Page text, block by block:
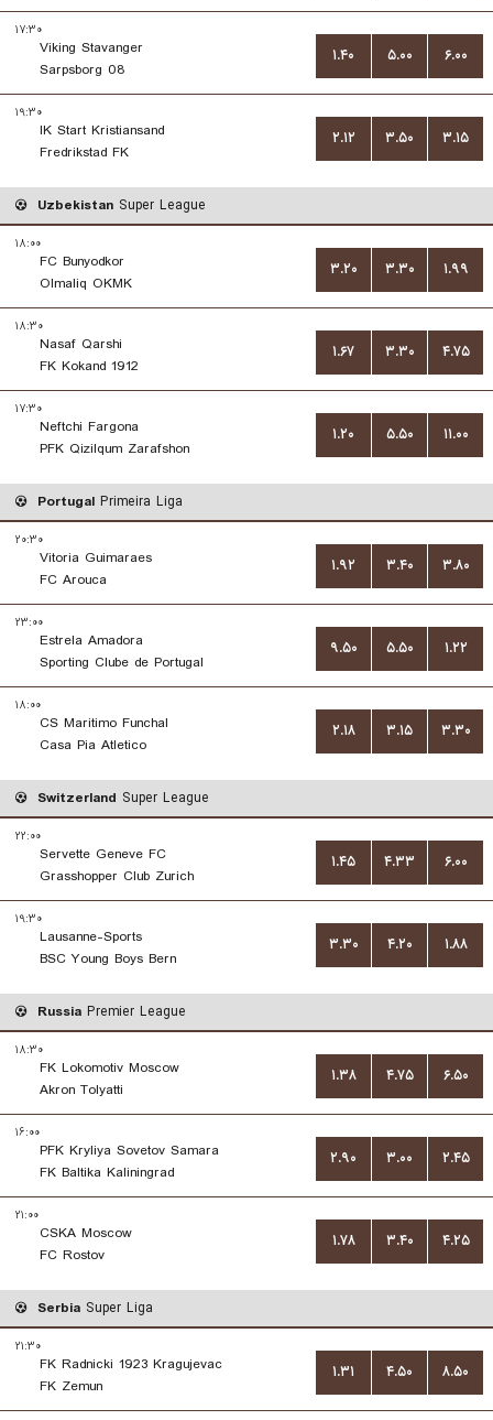
۱۷:۳۰
Viking Stavanger
Sarpsborg 08
۱.۴۰ ۵.۰۰ ۶.۰۰
۱۹:۳۰
IK Start Kristiansand
Fredrikstad FK
۲.۱۲ ۳.۵۰ ۳.۱۵
Uzbekistan Super League
۱۸:۰۰
FC Bunyodkor
Olmaliq OKMK
۳.۲۰ ۳.۳۰ ۱.۹۹
۱۸:۳۰
Nasaf Qarshi
FK Kokand 1912
۱.۶۷ ۳.۳۰ ۴.۷۵
۱۷:۳۰
Neftchi Fargona
PFK Qizilqum Zarafshon
۱.۲۰ ۵.۵۰ ۱۱.۰۰
Portugal Primeira Liga
۲۰:۳۰
Vitoria Guimaraes
FC Arouca
۱.۹۲ ۳.۴۰ ۳.۸۰
۲۳:۰۰
Estrela Amadora
Sporting Clube de Portugal
۹.۵۰ ۵.۵۰ ۱.۲۲
۱۸:۰۰
CS Maritimo Funchal
Casa Pia Atletico
۲.۱۸ ۳.۱۵ ۳.۳۰
Switzerland Super League
۲۲:۰۰
Servette Geneve FC
Grasshopper Club Zurich
۱.۴۵ ۴.۳۳ ۶.۰۰
۱۹:۳۰
Lausanne-Sports
BSC Young Boys Bern
۳.۳۰ ۴.۲۰ ۱.۸۸
Russia Premier League
۱۸:۳۰
FK Lokomotiv Moscow
Akron Tolyatti
۱.۳۸ ۴.۷۵ ۶.۵۰
۱۶:۰۰
PFK Kryliya Sovetov Samara
FK Baltika Kaliningrad
۲.۹۰ ۳.۰۰ ۲.۴۵
۲۱:۰۰
CSKA Moscow
FC Rostov
۱.۷۸ ۳.۴۰ ۴.۲۵
Serbia Super Liga
۲۱:۳۰
FK Radnicki 1923 Kragujevac
FK Zemun
۱.۳۱ ۴.۵۰ ۸.۵۰